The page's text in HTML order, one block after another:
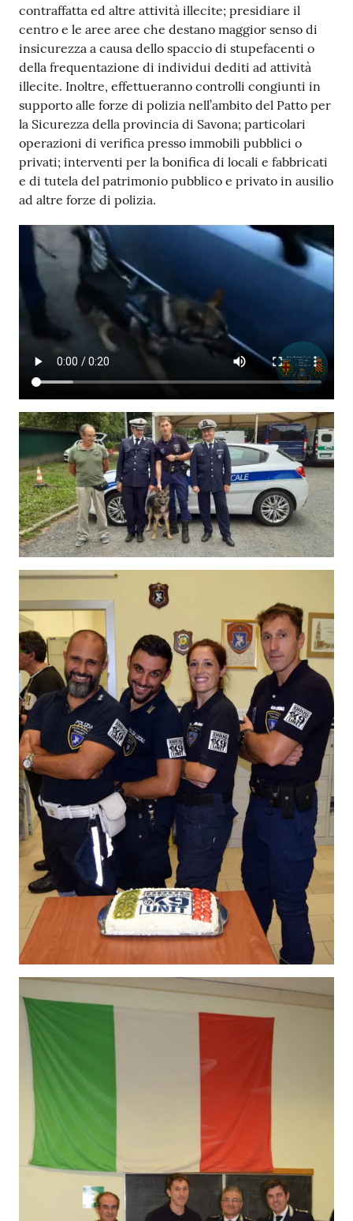
contraffatta ed altre attività illecite; presidiare il
centro e le aree aree che destano maggior senso di
insicurezza a causa dello spaccio di stupefacenti o
della frequentazione di individui dediti ad attività
illecite. Inoltre, effettueranno controlli congiunti in
supporto alle forze di polizia nell’ambito del Patto per
la Sicurezza della provincia di Savona; particolari
operazioni di verifica presso immobili pubblici o
privati; interventi per la bonifica di locali e fabbricati
e di tutela del patrimonio pubblico e privato in ausilio
ad altre forze di polizia.